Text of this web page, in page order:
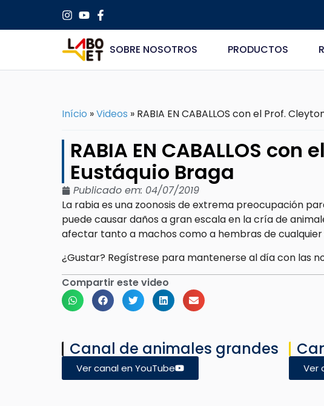
SOBRE NOSOTROS PRODUCTOS
Início »Videos » RABIA EN CABALLOS con el Prof.
RABIA EN CABALLOS con
Eustáquio Braga
Publicado em: 04/07/2019
La rabia es una zoonosis de extrema preocupación
puede causar daños a gran escala en la cría de
afectar tanto a machos como a hembras de cualquier
¿Gustar? Regístrese para mantenerse al día con las
Compartir este video
Canal de animales grandes
Ver canal en YouTube Ver